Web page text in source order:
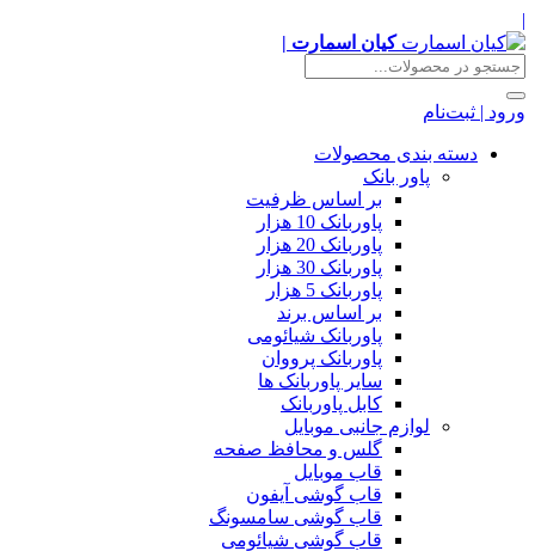
|
کیان اسمارت |
ورود | ثبت‌نام
دسته بندی محصولات
پاور بانک
بر اساس ظرفیت
پاوربانک 10 هزار
پاوربانک 20 هزار
پاوربانک 30 هزار
پاوربانک 5 هزار
بر اساس برند
پاوربانک شیائومی
پاوربانک پرووان
سایر پاوربانک ها
کابل پاوربانک
لوازم جانبی موبایل
گلس و محافظ صفحه
قاب موبایل
قاب گوشی آیفون
قاب گوشی سامسونگ
قاب گوشی شیائومی